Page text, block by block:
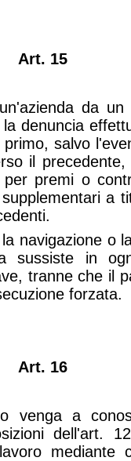
Art. 15
da
denuncia
salvo
il
premi o
a
navigazione o
sussiste in
tranne che il
forzata.
Art. 16
venga a
dell'art.
mediante